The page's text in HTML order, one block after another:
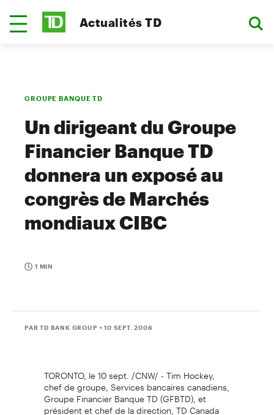
Actualités TD
GROUPE BANQUE TD
Un dirigeant du Groupe
Financier Banque TD
donnera un exposé au
congrès de Marchés
mondiaux CIBC
1 MIN
PAR TD BANK GROUP • 10 SEPT. 2008
TORONTO, le 10 sept. /CNW/ - Tim Hockey,
chef de groupe, Services bancaires canadiens,
Groupe Financier Banque TD (GFBTD), et
président et chef de la direction, TD Canada